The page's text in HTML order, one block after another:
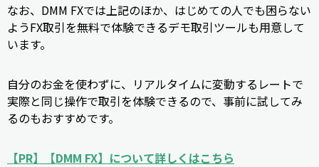
なお、DMM FXでは上記のほか、はじめての人でも困らない
ようFX取引を無料で体験できるデモ取引ツールも用意して
います。
自分のお金を使わずに、リアルタイムに変動するレートで
実際と同じ操作で取引を体験できるので、事前に試してみ
るのもおすすめです。
【PR】【DMM FX】について詳しくはこちら